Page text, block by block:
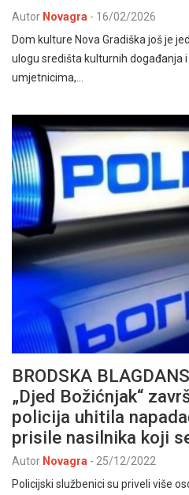
Autor Novagra - 16/02/2026
Dom kulture Nova Gradiška još je
ulogu središta kulturnih događanja
umjetnicima,…
BRODSKA
„Djed Božićnjak“
policija uhitila
prisile nasilnika koji
Autor Novagra - 25/12/2022
Policijski službenici su priveli više